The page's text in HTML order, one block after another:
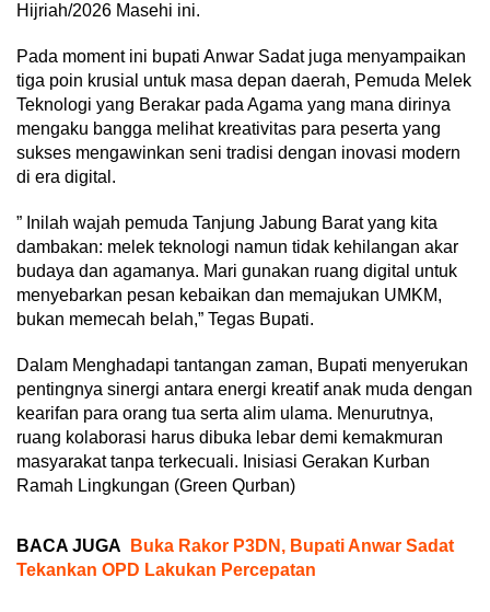
Hijriah/2026 Masehi ini.
Pada moment ini bupati Anwar Sadat juga menyampaikan
tiga poin krusial untuk masa depan daerah, Pemuda Melek
Teknologi yang Berakar pada Agama yang mana dirinya
mengaku bangga melihat kreativitas para peserta yang
sukses mengawinkan seni tradisi dengan inovasi modern
di era digital.
” Inilah wajah pemuda Tanjung Jabung Barat yang kita
dambakan: melek teknologi namun tidak kehilangan akar
budaya dan agamanya. Mari gunakan ruang digital untuk
menyebarkan pesan kebaikan dan memajukan UMKM,
bukan memecah belah,” Tegas Bupati.
Dalam Menghadapi tantangan zaman, Bupati menyerukan
pentingnya sinergi antara energi kreatif anak muda dengan
kearifan para orang tua serta alim ulama. Menurutnya,
ruang kolaborasi harus dibuka lebar demi kemakmuran
masyarakat tanpa terkecuali. Inisiasi Gerakan Kurban
Ramah Lingkungan (Green Qurban)
BACA JUGA
Buka Rakor P3DN, Bupati Anwar Sadat
Tekankan OPD Lakukan Percepatan